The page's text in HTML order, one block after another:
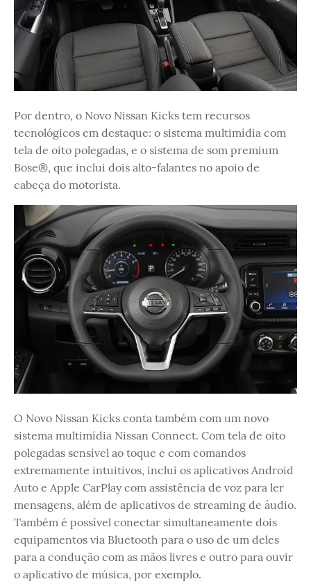
Por dentro, o Novo Nissan Kicks tem recursos
tecnológicos em destaque: o sistema multimídia com
tela de oito polegadas, e o sistema de som premium
Bose®, que inclui dois alto-falantes no apoio de
cabeça do motorista.
O Novo Nissan Kicks conta também com um novo
sistema multimídia Nissan Connect. Com tela de oito
polegadas sensível ao toque e com comandos
extremamente intuitivos, inclui os aplicativos Android
Auto e Apple CarPlay com assistência de voz para ler
mensagens, além de aplicativos de streaming de áudio.
Também é possível conectar simultaneamente dois
equipamentos via Bluetooth para o uso de um deles
para a condução com as mãos livres e outro para ouvir
o aplicativo de música, por exemplo.